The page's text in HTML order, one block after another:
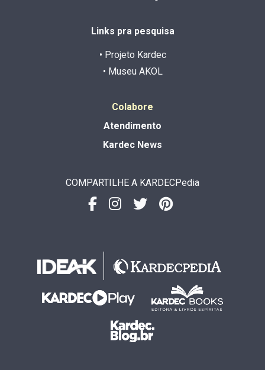
Links pra pesquisa
• Projeto Kardec
• Museu AKOL
Colabore
Atendimento
Kardec News
COMPARTILHE A KARDECPedia